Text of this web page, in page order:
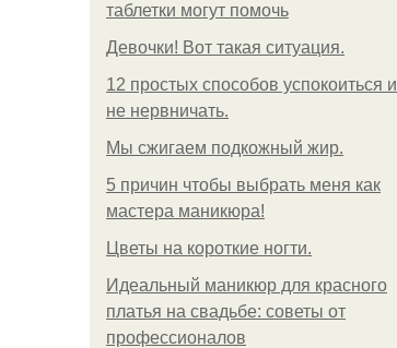
таблетки могут помочь
Девочки! Вот такая ситуация.
12 простых способов успокоиться и
не нервничать.
Мы сжигаем подкожный жир.
5 причин чтобы выбрать меня как
мастера маникюра!
Цветы на короткие ногти.
Идеальный маникюр для красного
платья на свадьбе: советы от
профессионалов